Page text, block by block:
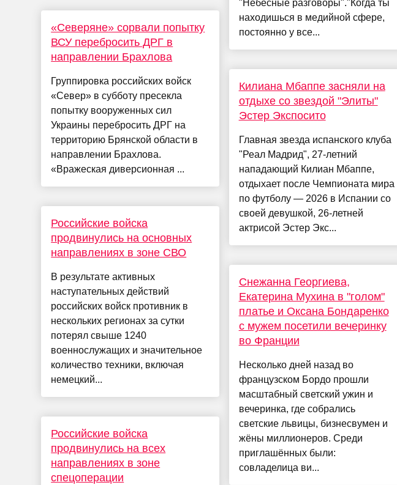
«Северяне» сорвали попытку
ВСУ перебросить ДРГ в
направлении Брахлова
Группировка российских войск
«Север» в субботу пресекла
попытку вооруженных сил
Украины перебросить ДРГ на
территорию Брянской области в
направлении Брахлова.
«Вражеская диверсионная ...
Российские войска
продвинулись на основных
направлениях в зоне СВО
В результате активных
наступательных действий
российских войск противник в
нескольких регионах за сутки
потерял свыше 1240
военнослужащих и значительное
количество техники, включая
немецкий...
Российские войска
продвинулись на всех
направлениях в зоне
спецоперации
"Небесные разговоры"."Когда ты
находишься в медийной сфере,
постоянно у все...
Килиана Мбаппе засняли на
отдыхе со звездой "Элиты"
Эстер Экспосито
Главная звезда испанского клуба
"Реал Мадрид", 27-летний
нападающий Килиан Мбаппе,
отдыхает после Чемпионата мира
по футболу — 2026 в Испании со
своей девушкой, 26-летней
актрисой Эстер Экс...
Снежанна Георгиева,
Екатерина Мухина в "голом"
платье и Оксана Бондаренко
с мужем посетили вечеринку
во Франции
Несколько дней назад во
французском Бордо прошли
масштабный светский ужин и
вечеринка, где собрались
светские львицы, бизнесвумен и
жёны миллионеров. Среди
приглашённых были:
совладелица ви...